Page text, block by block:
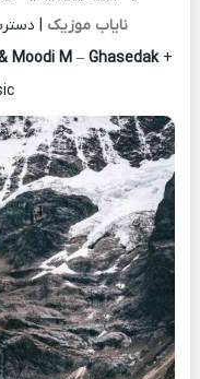
نایاب موزیک |
Moodi M– Ghasedak+